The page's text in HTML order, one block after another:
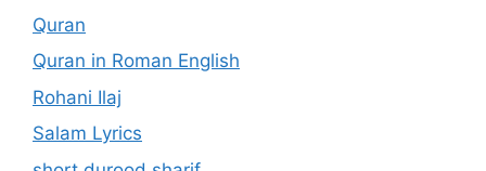
Quran
Quran in Roman English
Rohani Ilaj
Salam Lyrics